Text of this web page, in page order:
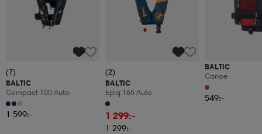
(7)
BALTIC
Compact 100 Auto
1 599:-
(2)
BALTIC
Epiq 165 Auto
1 299:-
1 299:-
BALTIC
Canoe
549:-